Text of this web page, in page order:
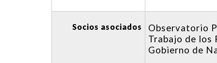
Socios asociados
Observatorio
Trabajo de
Gobierno de